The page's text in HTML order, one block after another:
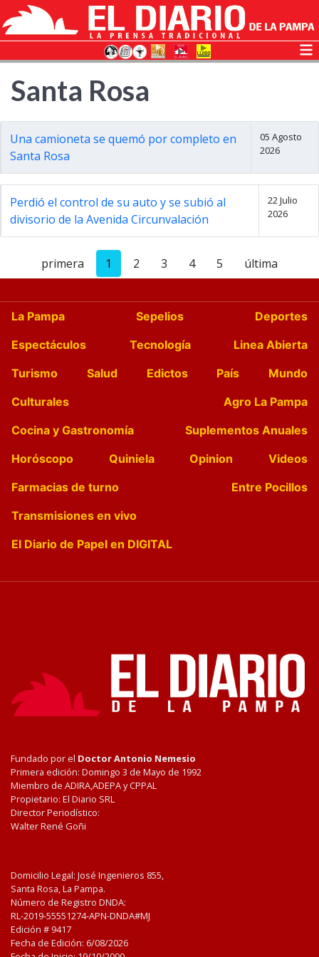
Santa Rosa
Una camioneta se quemó por completo en
Santa Rosa
05 Agosto
2026
Perdió el control de su auto y se subió al
divisorio de la Avenida Circunvalación
22 Julio
2026
primera 1 2 3 4 5 última
La Pampa Sepelios
Deportes
Espectáculos
Tecnología
Linea Abierta
Turismo
Salud Edictos País
Mundo
Culturales
Agro La Pampa
Cocina y Gastronomía
Suplementos Anuales
Horóscopo
Quiniela Opinion
Videos
Farmacias de turno
Entre Pocillos
Transmisiones en vivo
El Diario de Papel en DIGITAL
Fundado por el Doctor Antonio Nemesio
Primera edición: Domingo 3 de Mayo de 1992
Miembro de ADIRA,ADEPA y CPPAL
Propietario: El Diario SRL
Director Periodístico:
Walter René Goñi
Domicilio Legal: José Ingenieros 855,
Santa Rosa, La Pampa.
Número de Registro DNDA:
RL-2019-55551274-APN-DNDA#MJ
Edición # 9417
Fecha de Edición: 6/08/2026